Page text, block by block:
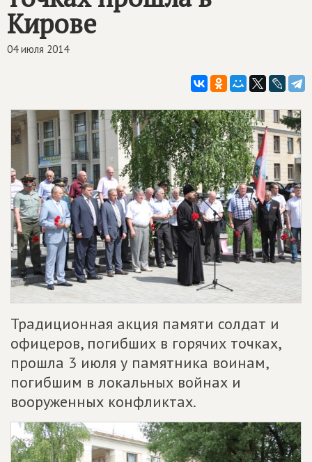
Кирове
04 июля 2014
Традиционная акция памяти солдат и
офицеров, погибших в горячих точках,
прошла 3 июля у памятника воинам,
погибшим в локальных войнах и
вооруженных конфликтах.